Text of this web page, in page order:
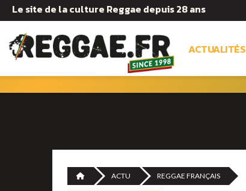
Le site de la culture Reggae depuis 28 ans
ACTUALITÉS
ACTU REGGAE FRANÇAIS